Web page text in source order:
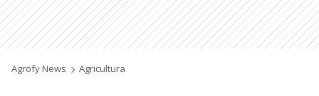
Agrofy News Agricultura